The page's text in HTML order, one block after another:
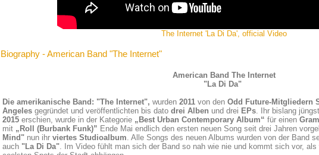
The Internet 'La Di Da', official Video
Biography - American Band "The Internet"
American Band The Internet
"La Di Da"
Die amerikanische Band: "The Internet", wurden 2011 von den Odd Future-Mitgliedern
Angeles gegründet und veröffentlichten bis dato drei Alben und drei EPs. Ihr bislang
2015 erschien, wurde in der Kategorie „Best Urban Contemporary Album“ für einen
mit „Roll (Burbank Funk)” Ende Mai endlich den ersten neuen Song seit drei Jahren
Mind" nun ihr viertes Studioalbum. Alle Songs des neuen Albums wurden von der Band
auch "La Di Da". Im Video fühlt man sich der Band so nah wie nie und kommt sich vor,